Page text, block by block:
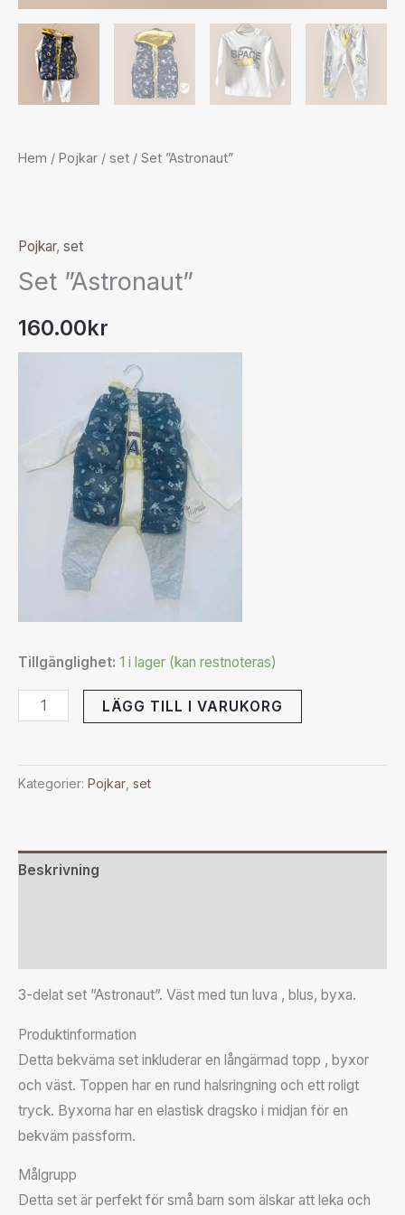
Hem / Pojkar / set / Set ”Astronaut”
Pojkar, set
Set ”Astronaut”
160.00kr
Tillgänglighet: 1 i lager (kan restnoteras)
LÄGG TILL I VARUKORG
Kategorier: Pojkar, set
Beskrivning
3-delat set ”Astronaut”. Väst med tun luva , blus, byxa.
Produktinformation
Detta bekväma set inkluderar en långärmad topp , byxor
och väst. Toppen har en rund halsringning och ett roligt
tryck. Byxorna har en elastisk dragsko i midjan för en
bekväm passform.
Målgrupp
Detta set är perfekt för små barn som älskar att leka och